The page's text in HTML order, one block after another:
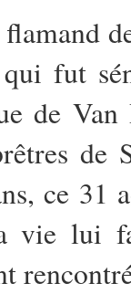
fut
de
ce 31
vie lui